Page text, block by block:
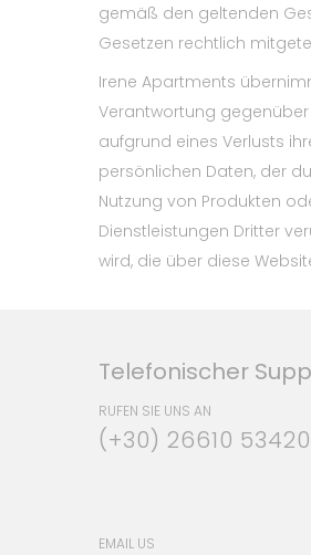
gemäß den geltenden
Gesetzen rechtlich
Irene Apartments
Verantwortung gegenüber
aufgrund eines Verlusts
persönlichen Daten, der
Nutzung von Produkten
Dienstleistungen Dritter
wird, die über diese
Telefonischer
RUFEN SIE UNS AN
(+30) 26610
EMAIL US